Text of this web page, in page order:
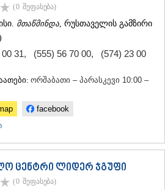
(0 შეფასება)
მთაწმინდა , რუსთაველის გამზირი
00 31, (555) 56 70 00, (574) 23 00
ორშაბათი – პარასკევი 10:00 –
facebook
ცენტრი ლიდერ ჯგუფი
(0 შეფასება)